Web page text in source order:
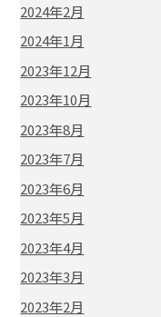
2024年2月
2024年1月
2023年12月
2023年10月
2023年8月
2023年7月
2023年6月
2023年5月
2023年4月
2023年3月
2023年2月